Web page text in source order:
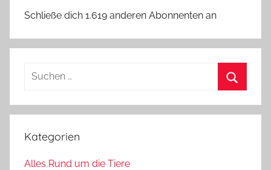
Schließe dich 1.619 anderen Abonnenten an
Suchen
Kategorien
Alles Rund um die Tiere